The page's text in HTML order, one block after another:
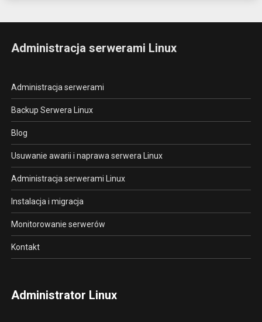
Administracja serwerami Linux
Administracja serwerami
Backup Serwera Linux
Blog
Usuwanie awarii i naprawa serwera Linux
Administracja serwerami Linux
Instalacja i migracja
Monitorowanie serwerów
Kontakt
Administrator Linux